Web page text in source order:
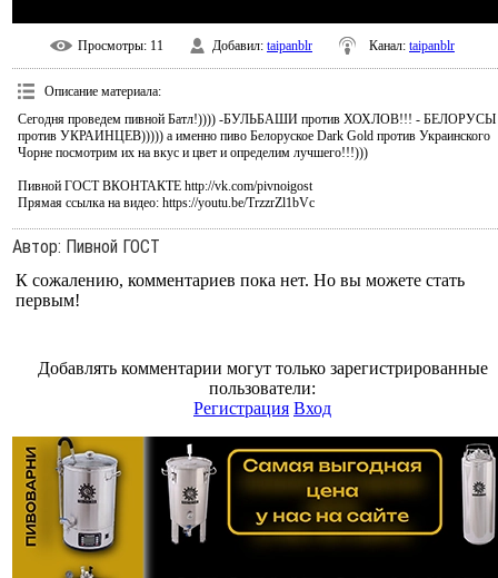
Просмотры: 11 Добавил: taipanblr Канал: taipanblr
Описание материала:
Сегодня проведем пивной Батл!)))) -БУЛЬБАШИ против ХОХЛОВ!!! - БЕЛОРУСЫ
против УКРАИНЦЕВ))))) а именно пиво Белоруское Dark Gold против Украинского
Чорне посмотрим их на вкус и цвет и определим лучшего!!!)))
Пивной ГОСТ ВКОНТАКТЕ http://vk.com/pivnoigost
Прямая ссылка на видео: https://youtu.be/TrzzrZl1bVc
Автор: Пивной ГОСТ
К сожалению, комментариев пока нет. Но вы можете стать
первым!
Добавлять комментарии могут только зарегистрированные
пользователи:
Регистрация Вход